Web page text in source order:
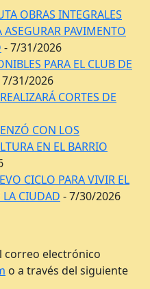
OBRAS INTEGRALES
ASEGURAR PAVIMENTO
- 7/31/2026
PARA EL CLUB DE
7/31/2026
CORTES DE
CON LOS
EN EL BARRIO
CICLO PARA VIVIR EL
LA CIUDAD - 7/30/2026
correo electrónico
o a través del siguiente